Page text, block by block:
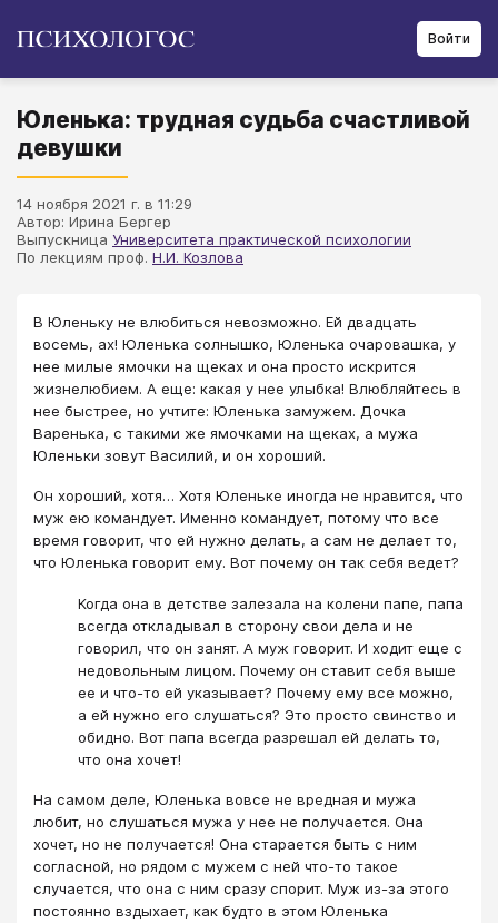
Войти
Юленька: трудная судьба счастливой
девушки
14 ноября 2021 г. в 11:29
Автор: Ирина Бергер
Выпускница Университета практической психологии
По лекциям проф. Н.И. Козлова
​В Юленьку не влюбиться невозможно. Ей двадцать
восемь, ах! Юленька солнышко, Юленька очаровашка, у
нее милые ямочки на щеках и она просто искрится
жизнелюбием. А еще: какая у нее улыбка! Влюбляйтесь в
нее быстрее, но учтите: Юленька замужем. Дочка
Варенька, с такими же ямочками на щеках, а мужа
Юленьки зовут Василий, и он хороший.
Он хороший, хотя… Хотя Юленьке иногда не нравится, что
муж ею командует. Именно командует, потому что все
время говорит, что ей нужно делать, а сам не делает то,
что Юленька говорит ему. Вот почему он так себя ведет?
Когда она в детстве залезала на колени папе, папа
всегда откладывал в сторону свои дела и не
говорил, что он занят. А муж говорит. И ходит еще с
недовольным лицом. Почему он ставит себя выше
ее и что-то ей указывает? Почему ему все можно,
а ей нужно его слушаться? Это просто свинство и
обидно. Вот папа всегда разрешал ей делать то,
что она хочет!
На самом деле, Юленька вовсе не вредная и мужа
любит, но слушаться мужа у нее не получается. Она
хочет, но не получается! Она старается быть с ним
согласной, но рядом с мужем с ней что-то такое
случается, что она с ним сразу спорит. Муж из-за этого
постоянно вздыхает, как будто в этом Юленька